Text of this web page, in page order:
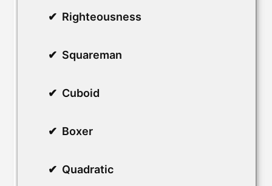
Righteousness
Squareman
Cuboid
Boxer
Quadratic